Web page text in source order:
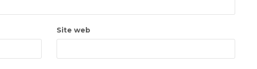
Site web